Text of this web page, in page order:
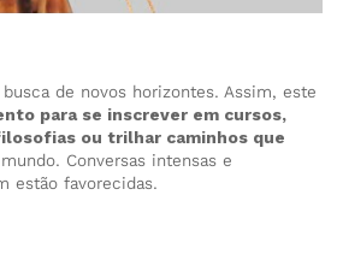
de novos horizontes. Assim, este
para se inscrever em cursos,
ou trilhar caminhos que
Conversas intensas e
estão favorecidas.